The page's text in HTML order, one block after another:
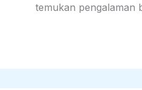
temukan pengalaman